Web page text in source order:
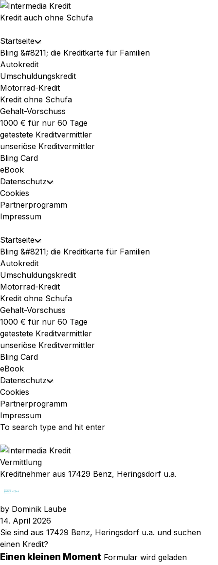
Skip
to
Kredit auch ohne Schufa
Expand
Menu
Startseite Toggle
Child
Menu
Bling &#8211; die Kreditkarte für Familien
Autokredit
Umschuldungskredit
Motorrad-Kredit
Kredit ohne Schufa
Gehalt-Vorschuss
1000 € für nur 60 Tage
getestete Kreditvermittler
unseriöse Kreditvermittler
Bling Card
eBook
Datenschutz Toggle
Menu
Cookies
Partnerprogramm
Impressum
Expand
Menu
Startseite Toggle
Child
Menu
Bling &#8211; die Kreditkarte für Familien
Autokredit
Umschuldungskredit
Motorrad-Kredit
Kredit ohne Schufa
Gehalt-Vorschuss
1000 € für nur 60 Tage
getestete Kreditvermittler
unseriöse Kreditvermittler
Bling Card
eBook
Datenschutz Toggle
Menu
Cookies
Partnerprogramm
Impressum
Vermittlung
Kreditnehmer aus 17429 Benz, Heringsdorf u.a.
by Dominik Laube
14. April 2026
Sie sind aus 17429 Benz, Heringsdorf u.a. und suchen
einen Kredit?
Einen kleinen Moment Formular wird geladen